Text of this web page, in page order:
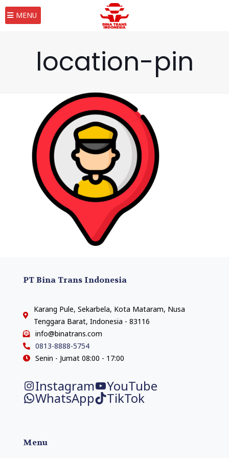
MENU
location-pin
PT Bina Trans Indonesia
Karang Pule, Sekarbela, Kota Mataram, Nusa
Tenggara Barat, Indonesia - 83116
info@binatrans.com
0813-8888-5754
Senin - Jumat 08:00 - 17:00
Instagram YouTube
WhatsApp TikTok
Menu